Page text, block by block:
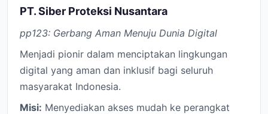
PT. Siber Proteksi Nusantara
pp123: Gerbang Aman Menuju Dunia Digital
Menjadi pionir dalam menciptakan lingkungan
digital yang aman dan inklusif bagi seluruh
masyarakat Indonesia.
Misi: Menyediakan akses mudah ke perangkat